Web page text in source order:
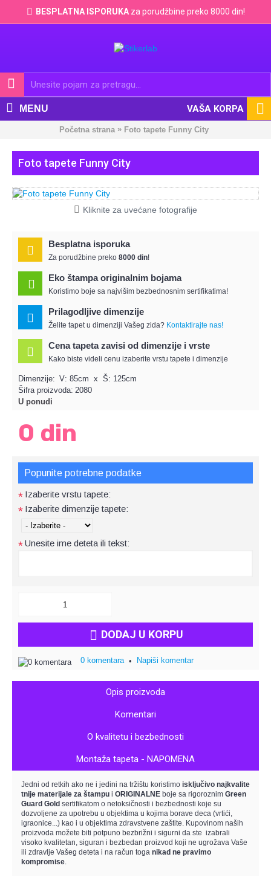
BESPLATNA ISPORUKA za porudžbine preko 8000 din!
VAŠA KORPA
MENU
Početna strana » Foto tapete Funny City
Foto tapete Funny City
Kliknite za uvećane fotografije
Besplatna isporuka
Za porudžbine preko 8000 din!
Eko štampa originalnim bojama
Koristimo boje sa najvišim bezbednosnim sertifikatima!
Prilagodljive dimenzije
Želite tapet u dimenziji Vašeg zida? Kontaktirajte nas!
Cena tapeta zavisi od dimenzije i vrste
Kako biste videli cenu izaberite vrstu tapete i dimenzije
Dimenzije: V: 85cm x Š: 125cm
Šifra proizvoda: 2080
U ponudi
0 din
Popunite potrebne podatke
* Izaberite vrstu tapete:
* Izaberite dimenzije tapete:
*Unesite ime deteta ili tekst:
DODAJ U KORPU
0 komentara• Napiši komentar
Opis proizvoda
Komentari
O kvalitetu i bezbednosti
Montaža tapeta - NAPOMENA
Jedni od retkih ako ne i jedini na tržištu koristimo isključivo najkvalite
tnije materijale za štampu i ORIGINALNE boje sa rigoroznim Green
Guard Gold sertifikatom o netoksičnosti i bezbednosti koje su
dozvoljene za upotrebu u objektima u kojima borave deca (vrtići,
igraonice...) kao i u objektima zdravstvene zaštite. Kupovinom naših
proizvoda možete biti potpuno bezbrižni i sigurni da ste izabrali
visoko kvalitetan, siguran i bezbedan proizvod koji ne ugrožava Vaše
ili zdravlje Vašeg deteta i na račun toga nikad ne pravimo
kompromise.